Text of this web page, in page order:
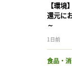
【環
還元に
～
1日前
食品・